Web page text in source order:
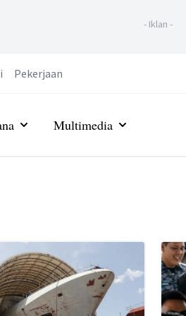
- Iklan -
Pekerjaan
Multimedia